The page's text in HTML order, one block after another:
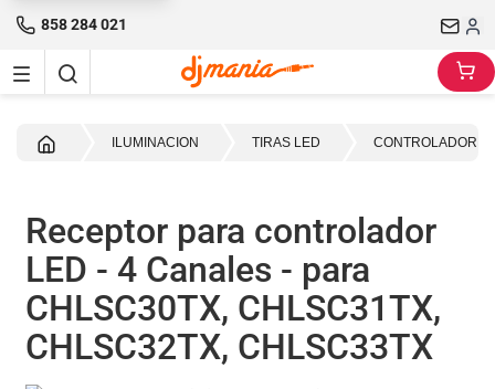
858 284 021
ILUMINACION TIRAS LED CONTROLADORES
Receptor para controlador
LED - 4 Canales - para
CHLSC30TX, CHLSC31TX,
CHLSC32TX, CHLSC33TX